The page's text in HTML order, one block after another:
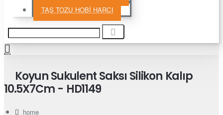
TAŞ TOZU HOBİ HARCI
Koyun Sukulent Saksı Silikon Kalıp
10.5X7Cm - HD1149
home